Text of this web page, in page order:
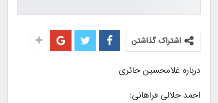
اشتراک گذاشتن
درباره غلامحسین حائرى
احمد جلالى فراهانى: